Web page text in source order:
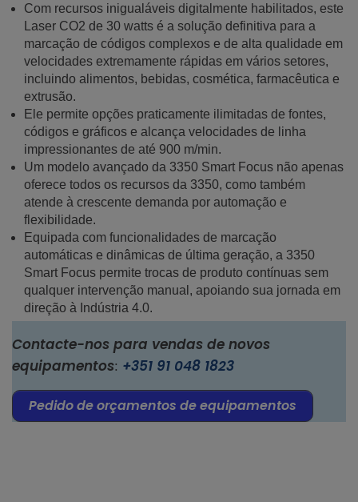
Com recursos inigualáveis digitalmente habilitados, este
Laser CO2 de 30 watts é a solução definitiva para a
marcação de códigos complexos e de alta qualidade em
velocidades extremamente rápidas em vários setores,
incluindo alimentos, bebidas, cosmética, farmacêutica e
extrusão.
Ele permite opções praticamente ilimitadas de fontes,
códigos e gráficos e alcança velocidades de linha
impressionantes de até 900 m/min.
Um modelo avançado da 3350 Smart Focus não apenas
oferece todos os recursos da 3350, como também
atende à crescente demanda por automação e
flexibilidade.
Equipada com funcionalidades de marcação
automáticas e dinâmicas de última geração, a 3350
Smart Focus permite trocas de produto contínuas sem
qualquer intervenção manual, apoiando sua jornada em
direção à Indústria 4.0.
Contacte-nos para vendas de novos
equipamentos: +351 91 048 1823
Pedido de orçamentos de equipamentos